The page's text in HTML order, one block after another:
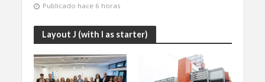
Publicado hace 6 horas
Layout J (with I as starter)